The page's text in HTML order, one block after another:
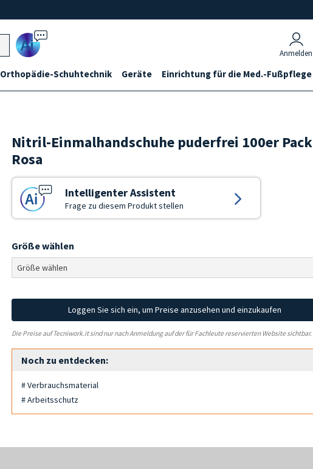
Ai Anmelden
Orthopädie-Schuhtechnik Geräte Einrichtung für die Med.-Fußpflege
Nitril-Einmalhandschuhe puderfrei 100er Pack
Rosa
Intelligenter Assistent
Frage zu diesem Produkt stellen
Größe wählen
Loggen Sie sich ein, um Preise anzusehen und einzukaufen
Die Preise auf Tecniwork.it sind nur nach Anmeldung auf der für Fachleute reservierten Website sichtbar.
Noch zu entdecken:
# Verbrauchsmaterial
# Arbeitsschutz